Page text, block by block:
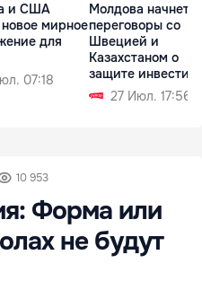
и США
новое мирное
для
07:18
Молдова начнет
переговоры со
Швецией и
Казахстаном о
защите
27 Июл. 17:56
10 953
Форма или
не будут